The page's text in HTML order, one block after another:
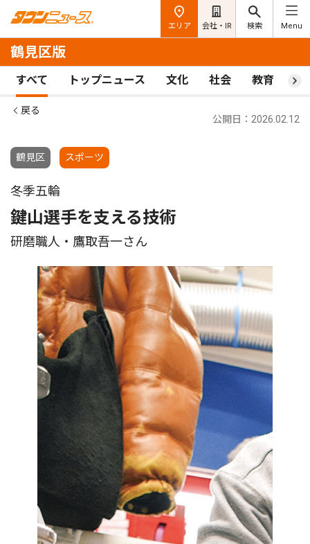
エリア 会社・IR 検索 Menu
鶴見区版
すべて トップニュース 文化 社会 教育 ス
戻る
鶴見区 スポーツ
公開日：2026.02.12
冬季五輪
鍵山選手を支える技術
研磨職人・鷹取吾一さん